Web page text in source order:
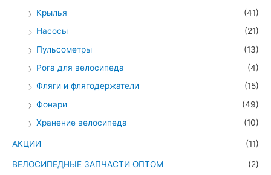
Крылья
(41)
Насосы
(21)
Пульсометры
(13)
Рога для велосипеда
(4)
Фляги и флягодержатели
(15)
Фонари
(49)
Хранение велосипеда
(10)
АКЦИИ (11)
ВЕЛОСИПЕДНЫЕ ЗАПЧАСТИ ОПТОМ
(2)